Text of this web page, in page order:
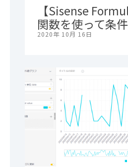
【Sisense
関数を使って条
2020年 10月 16日